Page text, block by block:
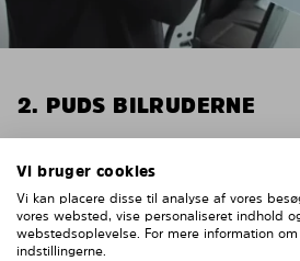
2. PUDS BILRUDERNE
bilruder. Brug gerne glasrens og
Tør dernæst dine Solarplexius
med en fugtig klud. For at
skrammer, mens du monterer
Vi bruger cookies
Vi kan placere disse til analyse af vores
vores websted, vise personaliseret indhold
webstedsoplevelse. For mere information
indstillingerne.